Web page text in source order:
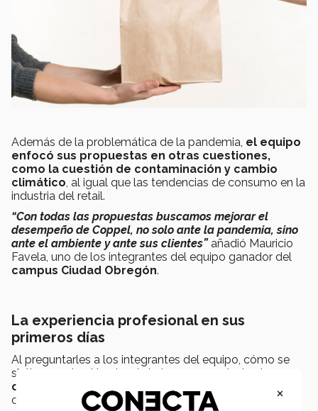
Además de la problemática de la pandemia, el equipo
enfocó sus propuestas en otras cuestiones,
como la cuestión de contaminación y cambio
climático, al igual que las tendencias de consumo en la
industria del retail.
“Con todas las propuestas buscamos mejorar el
desempeño de Coppel, no solo ante la pandemia, sino
ante el ambiente y ante sus clientes” añadió Mauricio
Favela, uno de los integrantes del equipo ganador del
campus Ciudad Obregón.
La experiencia profesional en sus
primeros días
Al preguntarles a los integrantes del equipo, cómo se
sintieron ante el hecho de haber representado al
campus Ciudad Obregón
coincidieron con su respuesta: “satisfechos” ×